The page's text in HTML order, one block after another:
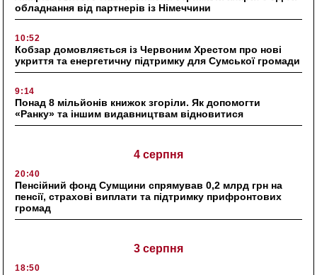
обладнання від партнерів із Німеччини
10:52
Кобзар домовляється із Червоним Хрестом про нові
укриття та енергетичну підтримку для Сумської громади
9:14
Понад 8 мільйонів книжок згоріли. Як допомогти
«Ранку» та іншим видавництвам відновитися
4 серпня
20:40
Пенсійний фонд Сумщини спрямував 0,2 млрд грн на
пенсії, страхові виплати та підтримку прифронтових
громад
3 серпня
18:50